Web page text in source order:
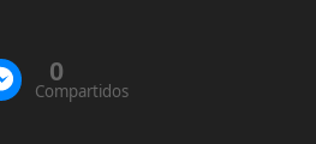
0
Compartidos